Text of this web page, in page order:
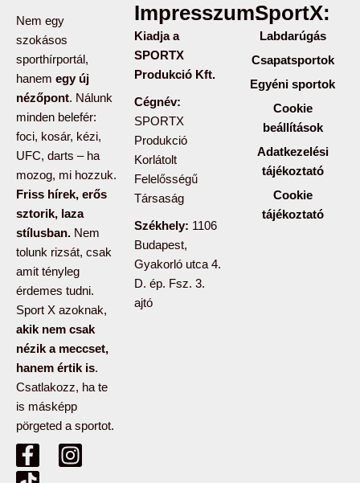
Nem egy
szokásos
sporthírportál,
hanem egy új
nézőpont. Nálunk
minden belefér:
foci, kosár, kézi,
UFC, darts – ha
mozog, mi hozzuk.
Friss hírek, erős
sztorik, laza
stílusban. Nem
tolunk rizsát, csak
amit tényleg
érdemes tudni.
Sport X azoknak,
akik nem csak
nézik a meccset,
hanem értik is.
Csatlakozz, ha te
is másképp
pörgeted a sportot.
F
a
I
n
T
i
Impresszum:
Kiadja a
SPORTX
Produkció Kft.
Cégnév:
SPORTX
Produkció
Korlátolt
Felelősségű
Társaság
Székhely: 1106
Budapest,
Gyakorló utca 4.
D. ép. Fsz. 3.
ajtó
SportX:
Labdarúgás
Csapatsportok
Egyéni sportok
Cookie
beállítások
Adatkezelési
tájékoztató
Cookie
tájékoztató